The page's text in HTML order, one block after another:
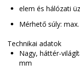
elem és hálózati
Mérhető súly:
Technikai adatok
Nagy, háttér-
mm